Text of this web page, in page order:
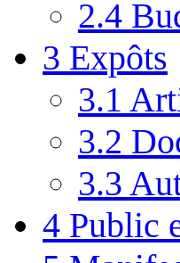
2.4
3 Expôts
3.1
3.2
3.3
4 Public